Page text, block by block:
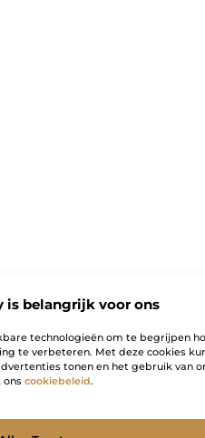
is belangrijk voor ons
technologieën om te begrijpen
te verbeteren. Met deze cookies
tonen en het gebruik van
ons cookiebeleid.